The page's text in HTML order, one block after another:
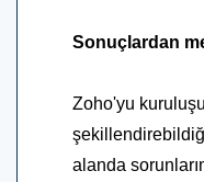
Sonuçlardan
Zoho'yu
alanda